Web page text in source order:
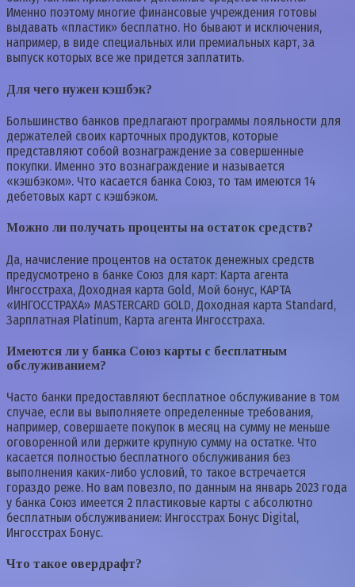
Именно поэтому многие финансовые учреждения готовы
выдавать «пластик» бесплатно. Но бывают и исключения,
например, в виде специальных или премиальных карт, за
выпуск которых все же придется заплатить.
Для чего нужен кэшбэк?
Большинство банков предлагают программы лояльности для
держателей своих карточных продуктов, которые
представляют собой вознаграждение за совершенные
покупки. Именно это вознаграждение и называется
«кэшбэком». Что касается банка Союз, то там имеются 14
дебетовых карт с кэшбэком.
Можно ли получать проценты на остаток средств?
Да, начисление процентов на остаток денежных средств
предусмотрено в банке Союз для карт: Карта агента
Ингосстраха, Доходная карта Gold, Мой бонус, КАРТА
«ИНГОССТРАХА» MASTERCARD GOLD, Доходная карта Standard,
Зарплатная Platinum, Карта агента Ингосстраха.
Имеются ли у банка Союз карты с бесплатным
обслуживанием?
Часто банки предоставляют бесплатное обслуживание в том
случае, если вы выполняете определенные требования,
например, совершаете покупок в месяц на сумму не меньше
оговоренной или держите крупную сумму на остатке. Что
касается полностью бесплатного обслуживания без
выполнения каких-либо условий, то такое встречается
гораздо реже. Но вам повезло, по данным на январь 2023 года
у банка Союз имеется 2 пластиковые карты с абсолютно
бесплатным обслуживанием: Ингосстрах Бонус Digital,
Ингосстрах Бонус.
Что такое овердрафт?